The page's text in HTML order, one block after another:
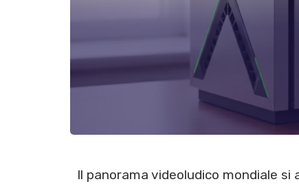
Il panorama videoludico mondiale